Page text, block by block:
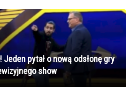
Jeden pytał o nową odsłonę gry
show